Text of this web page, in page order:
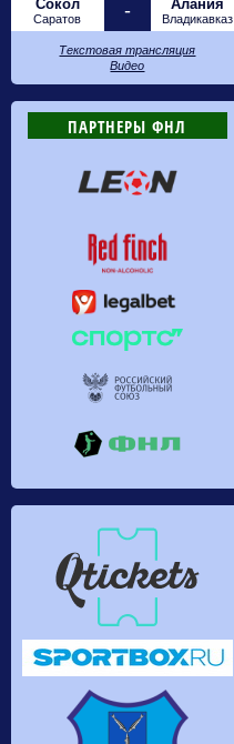
Сокол
Саратов - Алания
Владикавказ
Текстовая трансляция
Видео
ПАРТНЕРЫ ФНЛ